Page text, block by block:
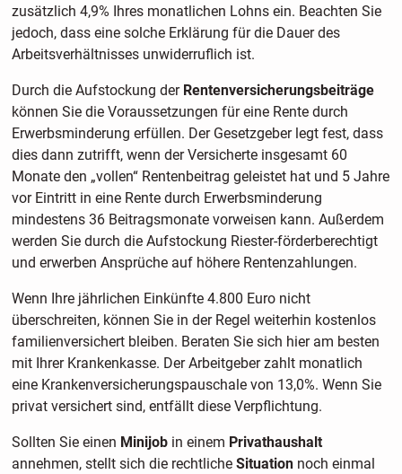
zusätzlich 4,9% Ihres monatlichen Lohns ein. Beachten Sie
jedoch, dass eine solche Erklärung für die Dauer des
Arbeitsverhältnisses unwiderruflich ist.
Durch die Aufstockung der Rentenversicherungsbeiträge
können Sie die Voraussetzungen für eine Rente durch
Erwerbsminderung erfüllen. Der Gesetzgeber legt fest, dass
dies dann zutrifft, wenn der Versicherte insgesamt 60
Monate den „vollen“ Rentenbeitrag geleistet hat und 5 Jahre
vor Eintritt in eine Rente durch Erwerbsminderung
mindestens 36 Beitragsmonate vorweisen kann. Außerdem
werden Sie durch die Aufstockung Riester-förderberechtigt
und erwerben Ansprüche auf höhere Rentenzahlungen.
Wenn Ihre jährlichen Einkünfte 4.800 Euro nicht
überschreiten, können Sie in der Regel weiterhin kostenlos
familienversichert bleiben. Beraten Sie sich hier am besten
mit Ihrer Krankenkasse. Der Arbeitgeber zahlt monatlich
eine Krankenversicherungspauschale von 13,0%. Wenn Sie
privat versichert sind, entfällt diese Verpflichtung.
Sollten Sie einen Minijobin einem Privathaushalt
annehmen, stellt sich die rechtliche Situation noch einmal